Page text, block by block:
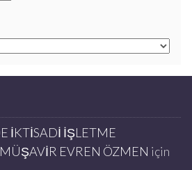
İKTİSADİ İŞLETME
EVREN ÖZMEN için